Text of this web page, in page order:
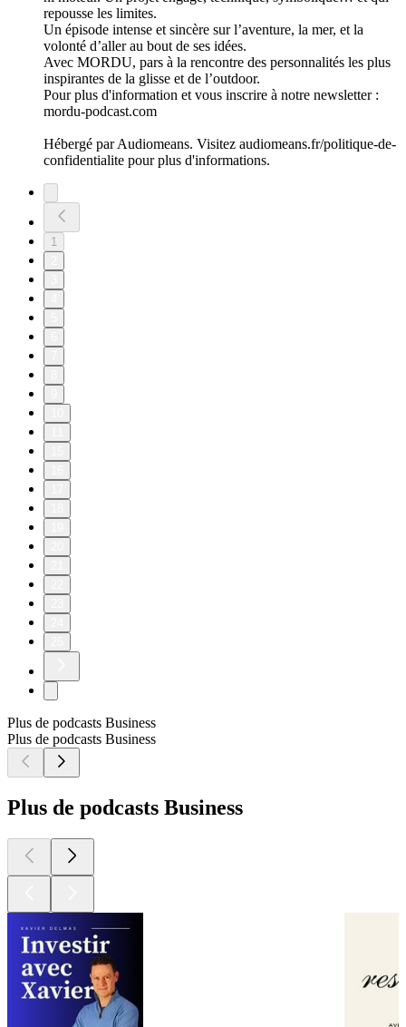
repousse les limites.
Un épisode intense et sincère sur l’aventure, la mer, et la
volonté d’aller au bout de ses idées.
Avec MORDU, pars à la rencontre des personnalités les plus
inspirantes de la glisse et de l’outdoor.
Pour plus d'information et vous inscrire à notre newsletter :
mordu-podcast.com
Hébergé par Audiomeans. Visitez audiomeans.fr/politique-de-
confidentialite pour plus d'informations.
1
Plus de podcasts Business
Plus de podcasts Business
Plus de podcasts Business